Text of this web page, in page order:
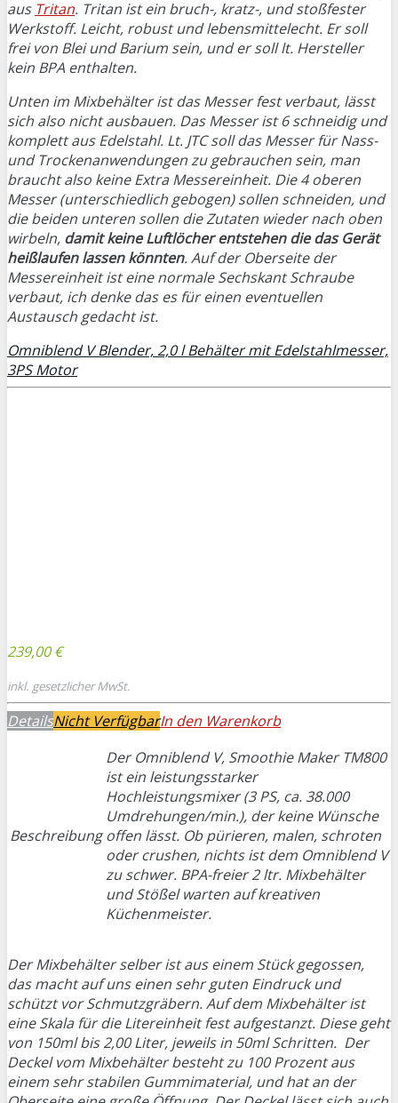
aus Tritan. Tritan ist ein bruch-, kratz-, und stoßfester
Werkstoff. Leicht, robust und lebensmittelecht. Er soll
frei von Blei und Barium sein, und er soll lt. Hersteller
kein BPA enthalten.
Unten im Mixbehälter ist das Messer fest verbaut, lässt
sich also nicht ausbauen. Das Messer ist 6 schneidig und
komplett aus Edelstahl. Lt. JTC soll das Messer für Nass-
und Trockenanwendungen zu gebrauchen sein, man
braucht also keine Extra Messereinheit. Die 4 oberen
Messer (unterschiedlich gebogen) sollen schneiden, und
die beiden unteren sollen die Zutaten wieder nach oben
wirbeln, damit keine Luftlöcher entstehen die das Gerät
heißlaufen lassen könnten. Auf der Oberseite der
Messereinheit ist eine normale Sechskant Schraube
verbaut, ich denke das es für einen eventuellen
Austausch gedacht ist.
Omniblend V Blender, 2,0 l Behälter mit Edelstahlmesser,
3PS Motor
239,00 €
inkl. gesetzlicher MwSt.
DetailsNicht VerfügbarIn den Warenkorb
Beschreibung
Der Omniblend V, Smoothie Maker TM800
ist ein leistungsstarker
Hochleistungsmixer (3 PS, ca. 38.000
Umdrehungen/min.), der keine Wünsche
offen lässt. Ob pürieren, malen, schroten
oder crushen, nichts ist dem Omniblend V
zu schwer. BPA-freier 2 ltr. Mixbehälter
und Stößel warten auf kreativen
Küchenmeister.
Der Mixbehälter selber ist aus einem Stück gegossen,
das macht auf uns einen sehr guten Eindruck und
schützt vor Schmutzgräbern. Auf dem Mixbehälter ist
eine Skala für die Litereinheit fest aufgestanzt. Diese geht
von 150ml bis 2,00 Liter, jeweils in 50ml Schritten. Der
Deckel vom Mixbehälter besteht zu 100 Prozent aus
einem sehr stabilen Gummimaterial, und hat an der